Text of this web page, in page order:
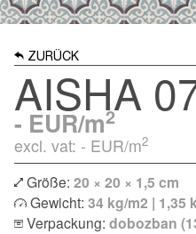
ZURÜCK
AISHA
- EUR/m2
excl. vat: - EUR/m2
Größe: 20 × 20 × 1,5 cm
Gewicht: 34 kg/m2 | 1,35
Verpackung: dobozban